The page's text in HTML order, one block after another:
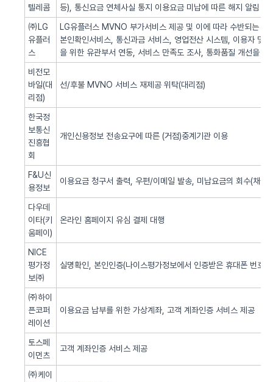
텔레콤
등), 통신요금 연체사실 통지 이용요금 미납에 따른 해지 알림 업
㈜LG
유플러
스
LG유플러스 MVNO 부가서비스 제공 및 이에 따라 수반되는
본인확인서비스, 통신과금 서비스, 영업전산 시스템, 이용자 및
을 위한 유관부서 연동, 서비스 만족도 조사, 통화품질 개선을 위
비전모
바일(대
리점)
선/후불 MVNO 서비스 재제공 위탁(대리점)
한국정
보통신
진흥협
회
개인신용정보 전송요구에 따른 (거점)중계기관 이용
F&U신
용정보
이용요금 청구서 출력, 우편/이메일 발송, 미납요금의 회수(채권
다우데
이타(키
움페이)
온라인 홈페이지 유심 결제 대행
NICE
평가정
보㈜
실명확인, 본인인증(나이스평가정보에서 인증받은 휴대폰 번호
㈜하이
픈코퍼
레이션
이용요금 납부를 위한 가상계좌, 고객 계좌인증 서비스 제공
토스페
이먼츠
고객 계좌인증 서비스 제공
㈜케이